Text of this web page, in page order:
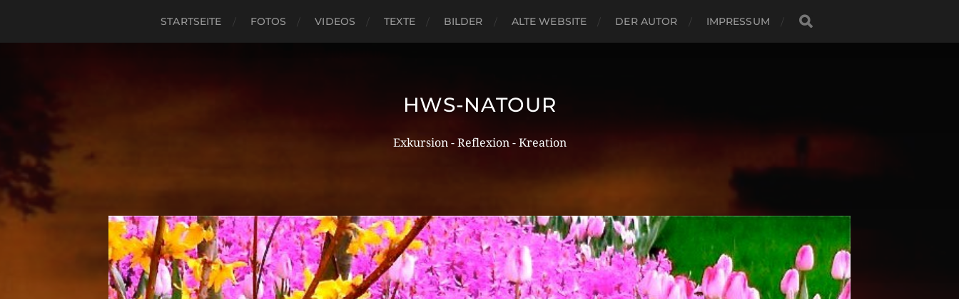
STARTSEITE FOTOS VIDEOS TEXTE BILDER ALTE WEBSITE DER AUTOR IMPRESSUM
HWS-NATOUR
Exkursion - Reflexion - Kreation